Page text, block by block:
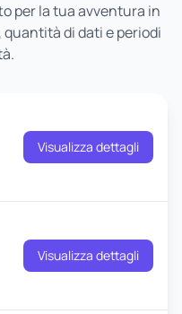
per la tua avventura in
di dati e periodi
Visualizza dettagli
Visualizza dettagli